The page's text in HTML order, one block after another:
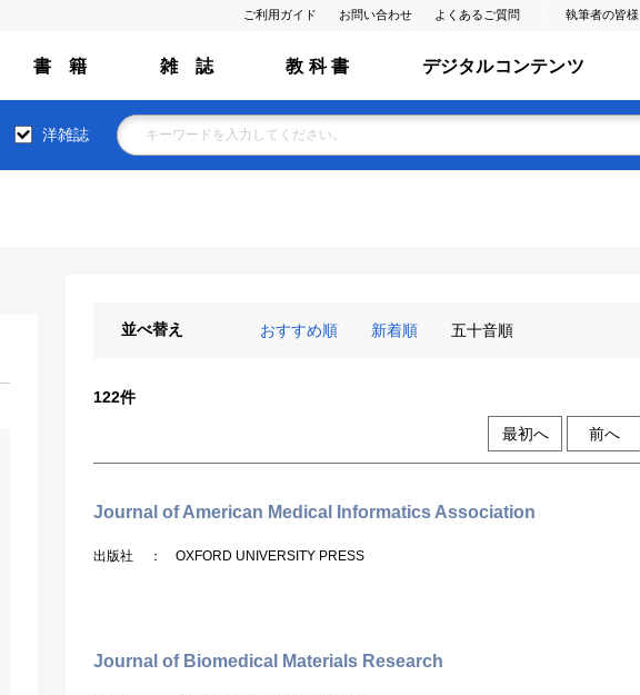
ご利用ガイド お問い合わせ よくあるご質問 執筆者の皆様
書 籍 雑 誌 教 科 書 デジタルコンテンツ
洋雑誌
並べ替え おすすめ順 新着順 五十音順
122件
最初へ 前へ
Journal of American Medical Informatics Association
出版社 ： OXFORD UNIVERSITY PRESS
Journal of Biomedical Materials Research